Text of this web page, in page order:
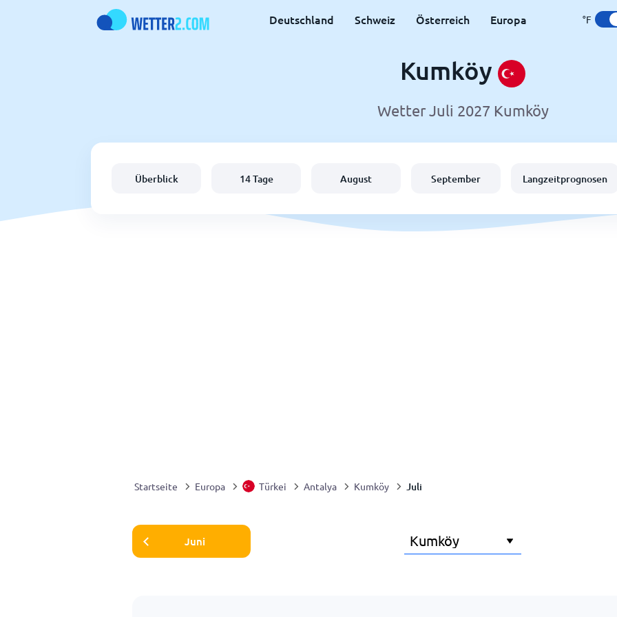
Deutschland Schweiz Österreich Europa °F
Kumköy
Wetter Juli 2027 Kumköy
Überblick 14 Tage August September Langzeitprognosen
Startseite Europa Türkei Antalya Kumköy Juli
Juni